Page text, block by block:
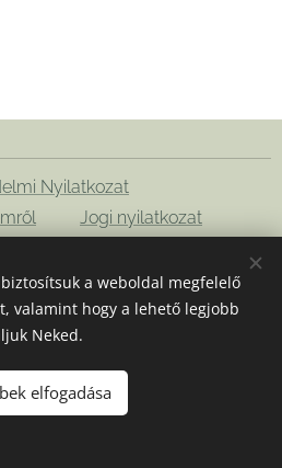
Nyilatkozat
Jogi nyilatkozat
a weboldal megfelelő
valamint hogy a lehető legjobb
Neked.
elfogadása